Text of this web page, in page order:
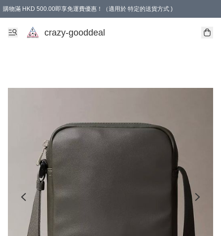
購物滿 HKD 500.00即享免運費優惠！（適用於 特定的送貨方式 )
成為會員可享免費禮品
crazy-gooddeal